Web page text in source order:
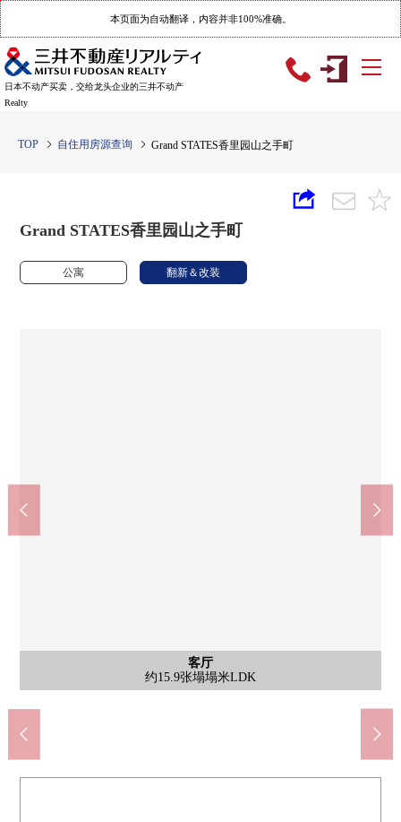
本页面为自动翻译，内容并非100%准确。
日本不动产买卖，交给龙头企业的三井不动产
Realty
TOP 自住用房源查询 Grand STATES香里园山之手町
Grand STATES香里园山之手町
公寓 翻新＆改装
客厅
约15.9张塌塌米LDK
外观
外观
客厅
约15.9张塌塌米LDK
厨房
组合厨房(洗碗机有)
厨房
组合厨房(洗碗机有)
洗脸
洗脸室
洗脸
盥洗台
公共汽车
浴室
厕所
厕所
室内
约6.0张塌塌米西式房间
室内
约5.0张塌塌米西式房间
室内
约7.0张塌塌米西式房间
外观
外观
入口
入口
客厅
约15.9张塌塌米LDK
阳台
南侧阳台
风景
来自南侧阳台的风景
室内
约7.0张塌塌米西式房间
室内
约6.0张塌塌米西式房间
门口
门口
停车场
停车场
其他当地
自行车停放处
外观
外观
其他当地
当地
其他当地
当地
外观
外观